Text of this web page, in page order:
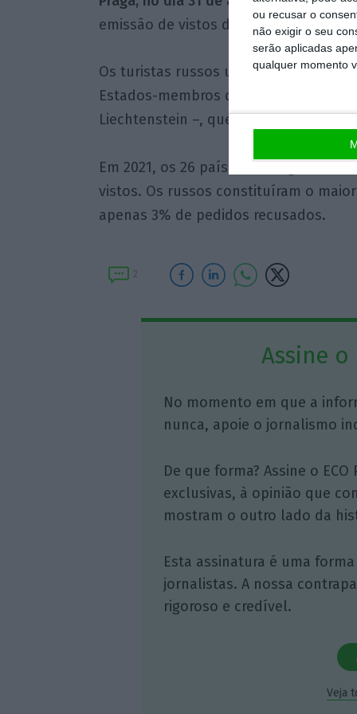
ou recusar o
não exigir o seu
serão aplicadas
qualquer momento
emissão de vistos de curto prazo para
Os turistas russos utilizam vistos
Estados-membros da UE, incluindo
Liechtenstein –, que permitem
Em 2021, os 26 países Schengen
vistos. Os russos constituíram o
apenas 3% de pedidos recusados.
2
Assine o
No momento em que a
nunca, apoie o jornalismo
De que forma? Assine o
exclusivas, à opinião que
mostram o outro lado da
Esta assinatura é uma
jornalistas. A nossa
rigoroso e credível.
Veja